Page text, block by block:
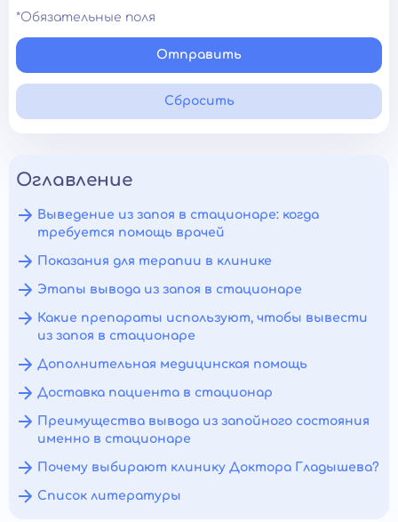
*Обязательные поля
Отправить
Сбросить
Оглавление
Выведение из запоя в стационаре: когда
требуется помощь врачей
Показания для терапии в клинике
Этапы вывода из запоя в стационаре
Какие препараты используют, чтобы вывести
из запоя в стационаре
Дополнительная медицинская помощь
Доставка пациента в стационар
Преимущества вывода из запойного состояния
именно в стационаре
Почему выбирают клинику Доктора Гладышева?
Список литературы